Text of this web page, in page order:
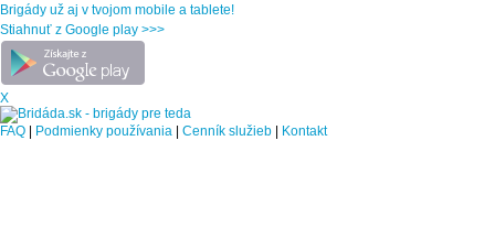
Brigády už aj v tvojom mobile a tablete!
Stiahnuť z Google play >>>
X
FAQ Podmienky používania Cenník služieb Kontakt